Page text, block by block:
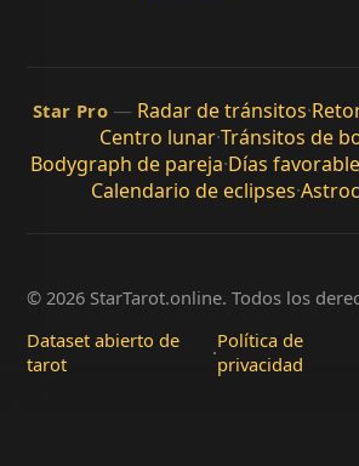
Star Pro — Radar de tránsitos·
Centro lunar·Tránsitos de
Bodygraph de pareja·Días
Calendario de eclipses·
© 2026 StarTarot.online. Todos los
Dataset abierto de
tarot
·Política de
privacidad